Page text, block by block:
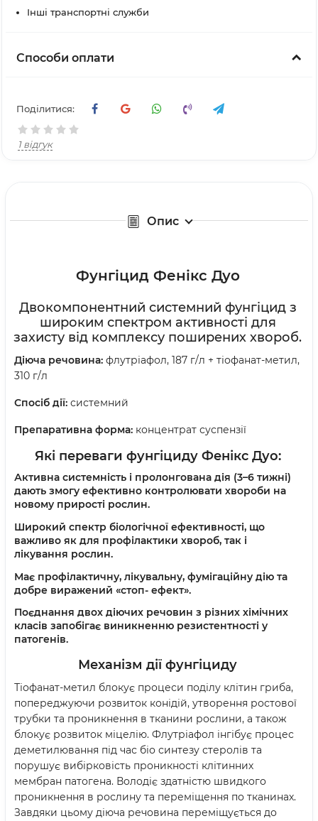
Інші транспортні служби
Способи оплати
Поділитися:
1 відгук
Опис
Фунгіцид Фенікс Дуо
Двокомпонентний системний фунгіцид з
широким спектром активності для
захисту від комплексу поширених хвороб.
Діюча речовина: флутріафол, 187 г/л + тіофанат-метил,
310 г/л
Спосіб дії: системний
Препаративна форма: концентрат суспензії
Які переваги фунгіциду Фенікс Дуо:
Активна системність і пролонгована дія (3–6 тижні)
дають змогу ефективно контролювати хвороби на
новому прирості рослин.
Широкий спектр біологічної ефективності, що
важливо як для профілактики хвороб, так і
лікування рослин.
Має профілактичну, лікувальну, фумігаційну дію та
добре виражений «стоп- ефект».
Поєднання двох діючих речовин з різних хімічних
класів запобігає виникненню резистентності у
патогенів.
Механізм дії фунгіциду
Тіофанат-метил блокує процеси поділу клітин гриба,
попереджуючи розвиток конідій, утворення ростової
трубки та проникнення в тканини рослини, а також
блокує розвиток міцелію. Флутріафол інгібує процес
деметилювання під час біо синтезу стеролів та
порушує вибірковість проникності клітинних
мембран патогена. Володіє здатністю швидкого
проникнення в рослину та переміщення по тканинах.
Завдяки цьому діюча речовина переміщується до